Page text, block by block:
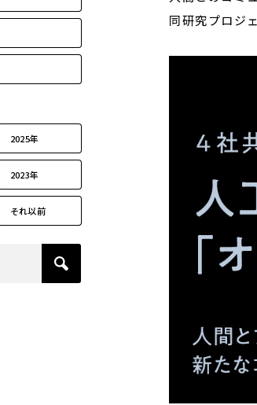
2025年
2023年
それ以前
同研究プロジ